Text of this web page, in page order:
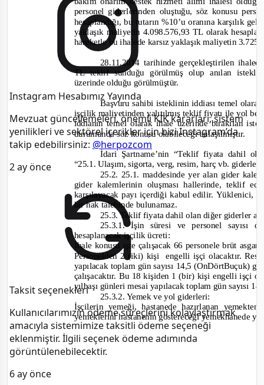
Instagram Hesabımız Yayında
Mevzuat güncellemeleri, önemli KİK kararları, sistem
yenilikleri ve sektörel içerikler için bizi Instagram’da
takip edebilirsiniz: @herpozcom
2 ay önce
Taksit seçenekleri
Kullanıcılarımızın ödeme süreçlerini kolaylaştırmak
amacıyla sistemimize taksitli ödeme seçeneği
eklenmiştir. İlgili seçenek ödeme adımında
görüntülenebilecektir.
6 ay önce
personel giderlerinden oluştuğu, söz konusu
hesaplandığı, bu tutarın %10’u oranına karşılık
yaklaşık maliyetin 4.098.576,93 TL olarak
hareketle bu ihalede karsız yaklaşık maliyetin
28.11.2014 tarihinde gerçekleştirilen
TL teklif sunduğu görülmüş olup anılan
üzerinde olduğu görülmüştür.
Başvuru sahibi isteklinin iddiası temel
işçilik maliyetinden yalıtılmış teklif fiyatı ile yol
iddianın temel olarak ihale üzerinde bırakılan
durumunda söz konusu olabileceği anlaşılmıştır.
İdari Şartname’nin “Teklif fiyata dahil
“25.1. Ulaşım, sigorta, verg, resim, harç vb.
25.2. 25.1. maddesinde yer alan gider
gider kalemlerinin oluşması hallerinde, teklif
karşılayacak payı içerdiği kabul edilir. Yüklenici,
bir hak talebinde bulunamaz.
25.3. Teklif fiyata dahil olan diğer giderler
25.3.1. İşin süresi ve personel sayısı
hesaplanacak işçilik ücreti:
İhale konusu işte çalışacak 66 personele brüt
Personelden 2 (iki) kişi
engelli işçi olacaktır.
yapılacak toplam gün sayısı 14,5 (OnDörtBuçuk)
çalışacaktır. Bu 18 kişiden 1 (bir) kişi engelli işçi
yılbaşı günleri mesai yapılacak toplam gün sayısı
25.3.2. Yemek ve yol giderleri:
İşçilerin yemeği, hastanede hazırlanan
yemeklerini hastanenin göstereceği yemekhanede